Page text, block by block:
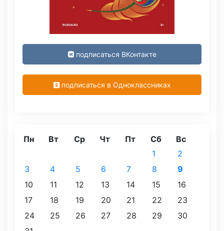
подписаться ВКонтакте
подписаться в Одноклассниках
Пн Вт Ср Чт Пт Сб
Вс
1
2
3
4 5 6 7 8
9
10
11 12 13 14 15
16
17
18 19 20 21 22
23
24
25 26 27 28 29
30